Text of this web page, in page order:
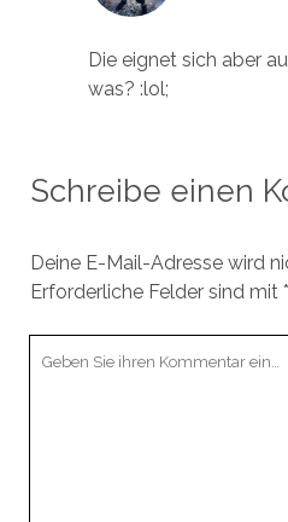
Die eignet sich aber
was? :lol;
Schreibe einen
Deine E-Mail-Adresse wird
Erforderliche Felder sind mit *